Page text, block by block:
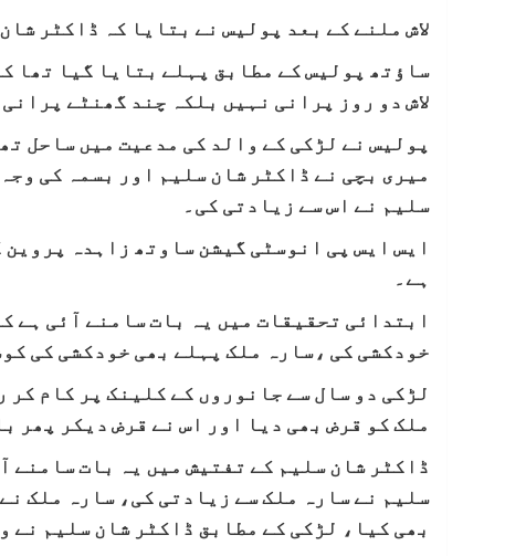
لاش ملنے کے بعد پولیس نے بتایا کہ ڈاکٹر
ساؤتھ پولیس کے مطابق پہلے بتایا گیا تھا
لاش دو روز پرانی نہیں بلکہ چند گھنٹے
پولیس نے لڑکی کے والد کی مدعیت میں ساحل
سلیم نے اس سے زیادتی کی۔
ایس ایس پی انوسٹی گیشن ساوتھ زاہدہ
ہے۔
ابتدائی تحقیقات میں یہ بات سامنے آئی ہے
خودکشی کی ،سارہ ملک پہلے بھی خودکشی کی
لڑکی دو سال سے جانوروں کے کلینک پر کام کر
ملک کو قرض بھی دیا اور اس نے قرض دیکر پھر
بھی کیا، لڑکی کے مطابق ڈاکٹر شان سلیم نے